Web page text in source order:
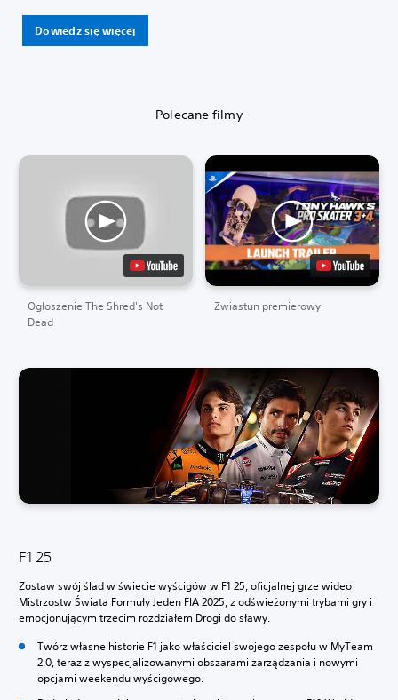
Dowiedz się więcej
Polecane filmy
Ogłoszenie The Shred's Not
Dead
Zwiastun premierowy
F1 25
Zostaw swój ślad w świecie wyścigów w F1 25, oficjalnej grze wideo
Mistrzostw Świata Formuły Jeden FIA 2025, z odświeżonymi trybami gry i
emocjonującym trzecim rozdziałem Drogi do sławy.
Twórz własne historie F1 jako właściciel swojego zespołu w MyTeam
2.0, teraz z wyspecjalizowanymi obszarami zarządzania i nowymi
opcjami weekendu wyścigowego.